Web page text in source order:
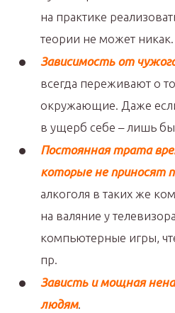
на практике
теории не может никак.
Зависимость от
всегда переживают о
окружающие. Даже
в ущерб себе – лишь
Постоянная трата
которые не приносят
алкоголя в таких же
на валяние у
компьютерные игры,
пр.
Зависть и мощная
людям.